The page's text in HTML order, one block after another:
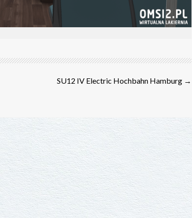
SU12 IV Electric Hochbahn Hamburg →